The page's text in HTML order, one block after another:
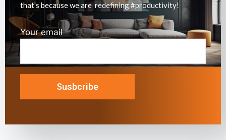
that's because we are redefining #productivity!
Your email